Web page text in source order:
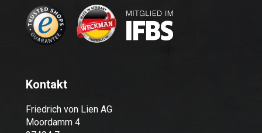
Kontakt
Friedrich von Lien AG
Moordamm 4